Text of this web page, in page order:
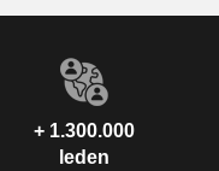
+ 1.300.000
leden